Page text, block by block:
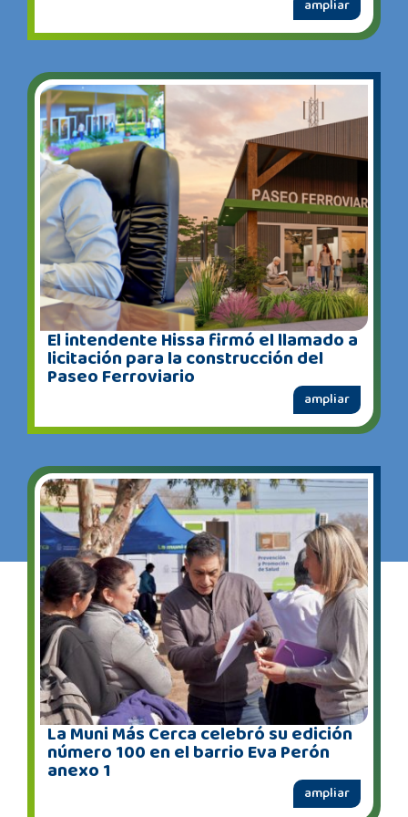
ampliar
El intendente Hissa firmó el llamado a
licitación para la construcción del
Paseo Ferroviario
ampliar
La Muni Más Cerca celebró su edición
número 100 en el barrio Eva Perón
anexo 1
ampliar